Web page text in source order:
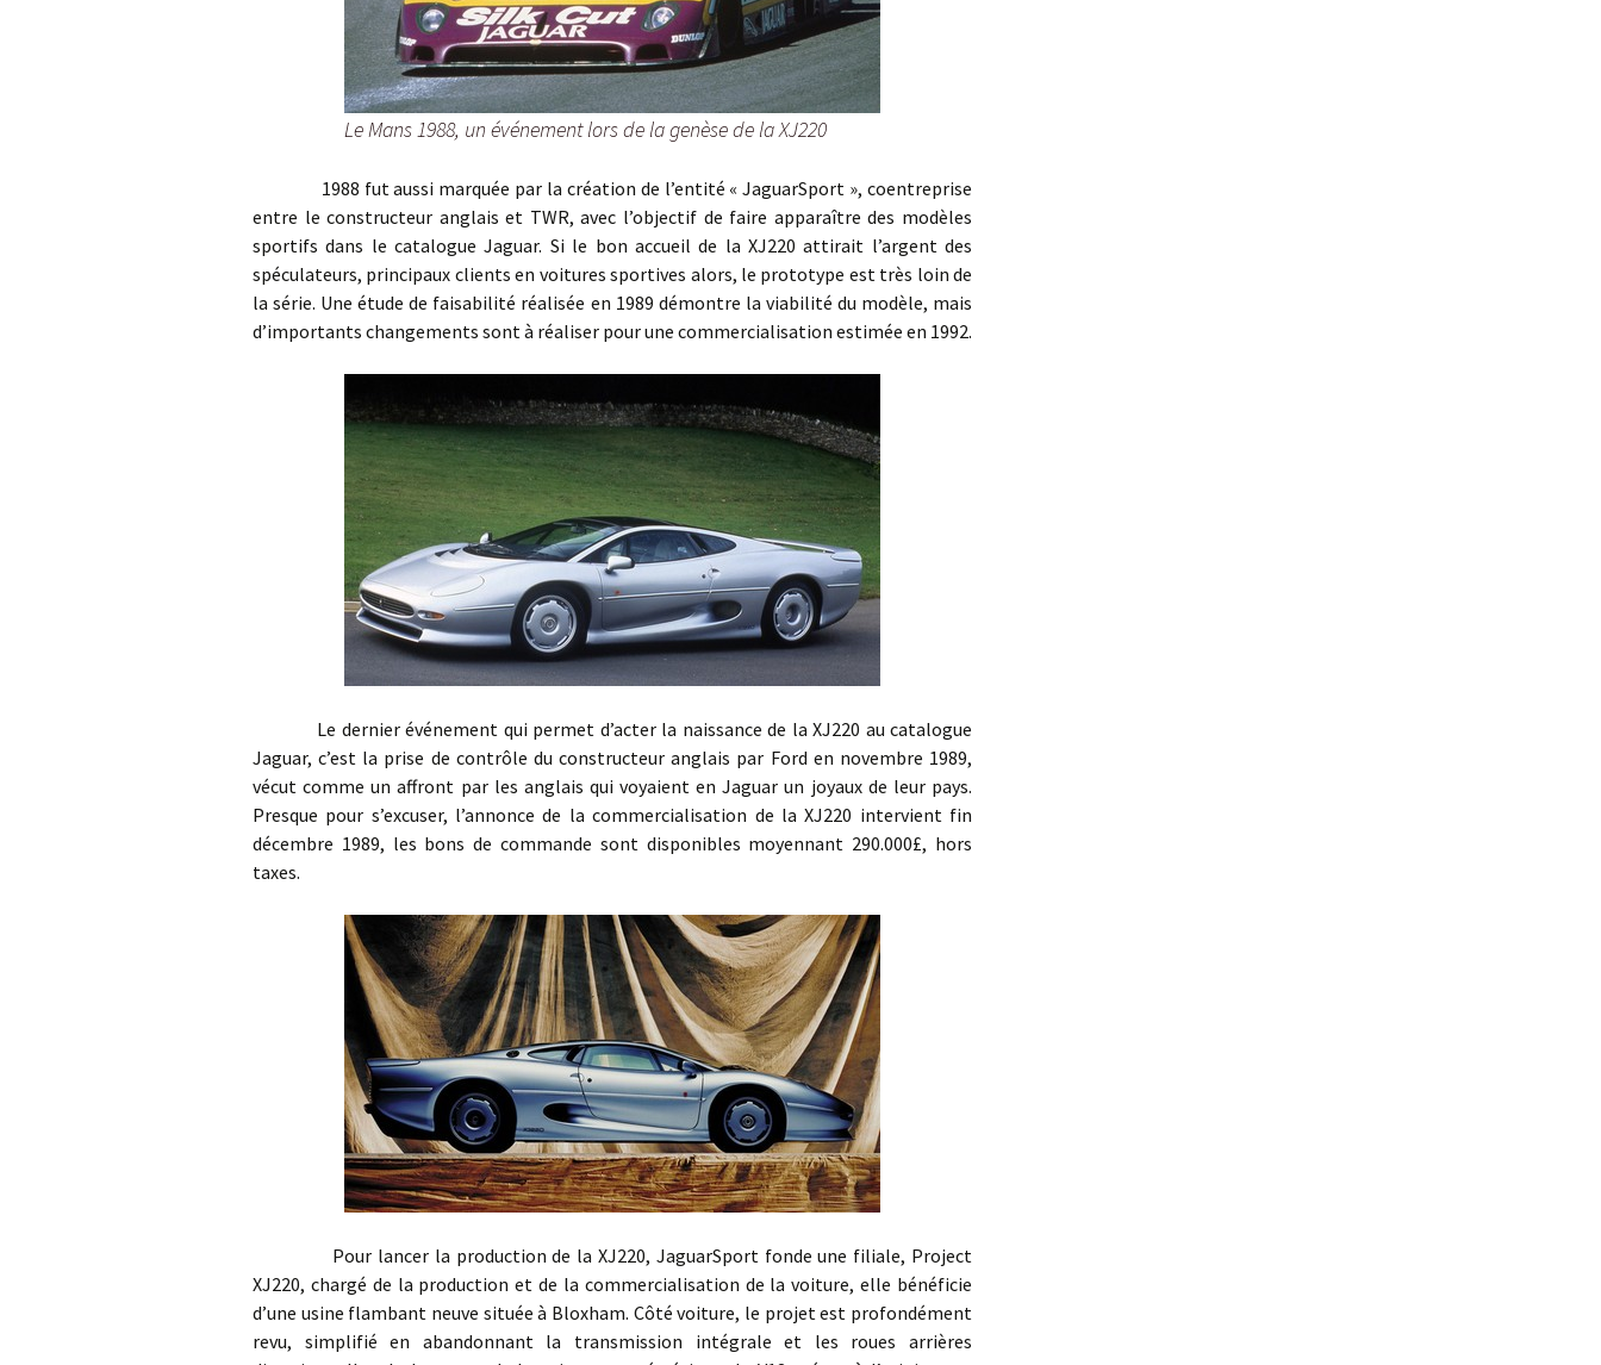
Le Mans 1988, un événement lors de la genèse de la XJ220
1988 fut aussi marquée par la création de l’entité « JaguarSport », coentreprise
entre le constructeur anglais et TWR, avec l’objectif de faire apparaître des modèles
sportifs dans le catalogue Jaguar. Si le bon accueil de la XJ220 attirait l’argent des
spéculateurs, principaux clients en voitures sportives alors, le prototype est très loin de
la série. Une étude de faisabilité réalisée en 1989 démontre la viabilité du modèle, mais
d’importants changements sont à réaliser pour une commercialisation estimée en 1992.
Le dernier événement qui permet d’acter la naissance de la XJ220 au catalogue
Jaguar, c’est la prise de contrôle du constructeur anglais par Ford en novembre 1989,
vécut comme un affront par les anglais qui voyaient en Jaguar un joyaux de leur pays.
Presque pour s’excuser, l’annonce de la commercialisation de la XJ220 intervient fin
décembre 1989, les bons de commande sont disponibles moyennant 290.000£, hors
taxes.
Pour lancer la production de la XJ220, JaguarSport fonde une filiale, Project
XJ220, chargé de la production et de la commercialisation de la voiture, elle bénéficie
d’une usine flambant neuve située à Bloxham. Côté voiture, le projet est profondément
revu, simplifié en abandonnant la transmission intégrale et les roues arrières